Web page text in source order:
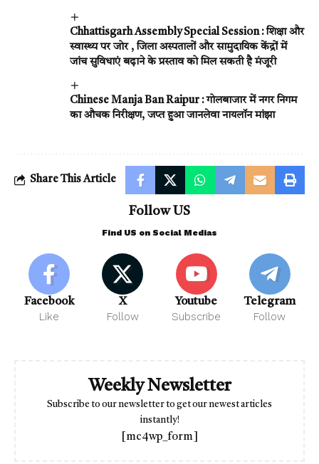
Chhattisgarh Assembly Special Session : शिक्षा और
स्वास्थ्य पर जोर , जिला अस्पतालों और सामुदायिक केंद्रों में
जांच सुविधाएं बढ़ाने के प्रस्ताव को मिल सकती है मंजूरी
Chinese Manja Ban Raipur : गोलबाजार में नगर निगम
का औचक निरीक्षण, जप्त हुआ जानलेवा नायलॉन मांझा
Share This Article
Follow US
Find US on Social Medias
Facebook
Like
X
Follow
Youtube
Subscribe
Telegram
Follow
Weekly Newsletter
Subscribe to our newsletter to get our newest articles
instantly!
[mc4wp_form]